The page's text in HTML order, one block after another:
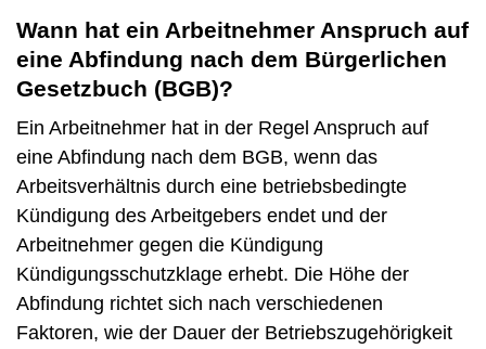
Wann hat ein Arbeitnehmer Anspruch auf
eine Abfindung nach dem Bürgerlichen
Gesetzbuch (BGB)?
Ein Arbeitnehmer hat in der Regel Anspruch auf
eine Abfindung nach dem BGB, wenn das
Arbeitsverhältnis durch eine betriebsbedingte
Kündigung des Arbeitgebers endet und der
Arbeitnehmer gegen die Kündigung
Kündigungsschutzklage erhebt. Die Höhe der
Abfindung richtet sich nach verschiedenen
Faktoren, wie der Dauer der Betriebszugehörigkeit